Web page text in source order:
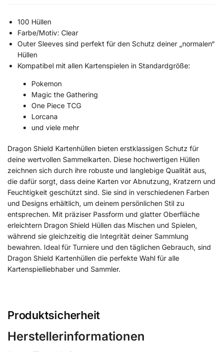
100 Hüllen
Farbe/Motiv: Clear
Outer Sleeves sind perfekt für den Schutz deiner „normalen“
Hüllen
Kompatibel mit allen Kartenspielen in Standardgröße:
Pokemon
Magic the Gathering
One Piece TCG
Lorcana
und viele mehr
Dragon Shield Kartenhüllen bieten erstklassigen Schutz für
deine wertvollen Sammelkarten. Diese hochwertigen Hüllen
zeichnen sich durch ihre robuste und langlebige Qualität aus,
die dafür sorgt, dass deine Karten vor Abnutzung, Kratzern und
Feuchtigkeit geschützt sind. Sie sind in verschiedenen Farben
und Designs erhältlich, um deinem persönlichen Stil zu
entsprechen. Mit präziser Passform und glatter Oberfläche
erleichtern Dragon Shield Hüllen das Mischen und Spielen,
während sie gleichzeitig die Integrität deiner Sammlung
bewahren. Ideal für Turniere und den täglichen Gebrauch, sind
Dragon Shield Kartenhüllen die perfekte Wahl für alle
Kartenspielliebhaber und Sammler.
Produktsicherheit
Herstellerinformationen